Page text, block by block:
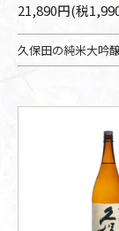
21,890円(税
久保田の純米大吟